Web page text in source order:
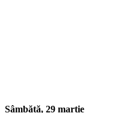
Sâmbătă, 29 martie